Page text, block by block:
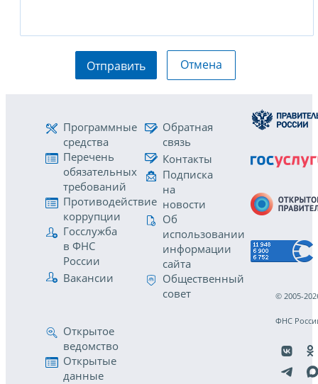
Отправить Отмена
Программные
средства
Перечень
обязательных
требований
Противодействие
коррупции
Госслужба
в ФНС
России
Вакансии
Обратная
связь
Контакты
Подписка
на
новости
Об
использовании
информации
сайта
Общественный
совет
Открытое
ведомство
Открытые
данные
© 2005-
ФНС